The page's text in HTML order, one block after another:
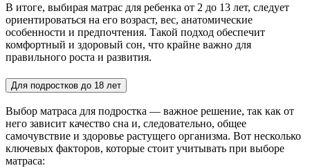
В итоге, выбирая матрас для ребенка от 2 до 13 лет, следует
ориентироваться на его возраст, вес, анатомические
особенности и предпочтения. Такой подход обеспечит
комфортный и здоровый сон, что крайне важно для
правильного роста и развития.
Для подростков до 18 лет
Выбор матраса для подростка — важное решение, так как от
него зависит качество сна и, следовательно, общее
самочувствие и здоровье растущего организма. Вот несколько
ключевых факторов, которые стоит учитывать при выборе
матраса: